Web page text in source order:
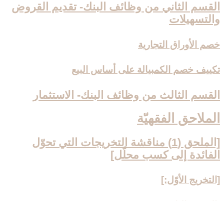
القسم الثاني من وظائف البنك- تقديم القروض
والتسهيلات‏
خصم الأوراق التجارية
تكييف خصم الكمبيالة على أساس البيع
القسم الثالث من وظائف البنك- الاستثمار
الملاحق الفقهيّة
[الملحق (1) مناقشة التخريجات التي تحوّل
الفائدة إلى كسب محلّل‏]
[التخريج الأوّل:]